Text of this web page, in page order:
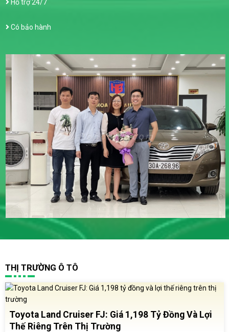
Hỗ trợ 24/7
Có bảo hành
THỊ TRƯỜNG Ô TÔ
Toyota Land Cruiser FJ: Giá 1,198 Tỷ Đồng Và Lợi
Thế Riêng Trên Thị Trường